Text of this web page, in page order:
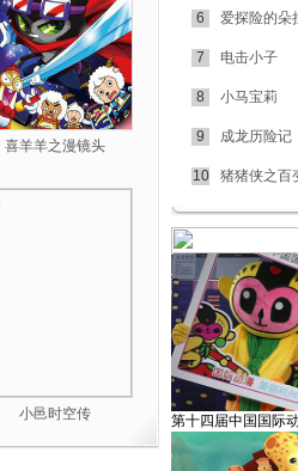
喜羊羊之漫镜头
小邑时空传
6 爱探险的朵
7 电击小子
8 小马宝莉
9 成龙历险记
10 猪猪侠之百
第十四届中国国际